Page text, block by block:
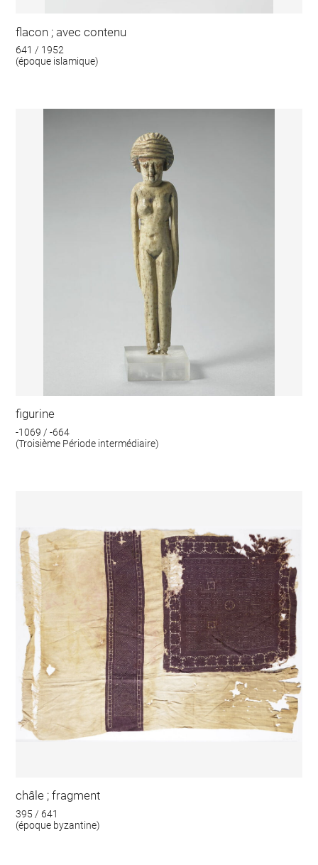
flacon ; avec contenu
641 / 1952
(époque islamique)
figurine
-1069 / -664
(Troisième Période intermédiaire)
châle ; fragment
395 / 641
(époque byzantine)